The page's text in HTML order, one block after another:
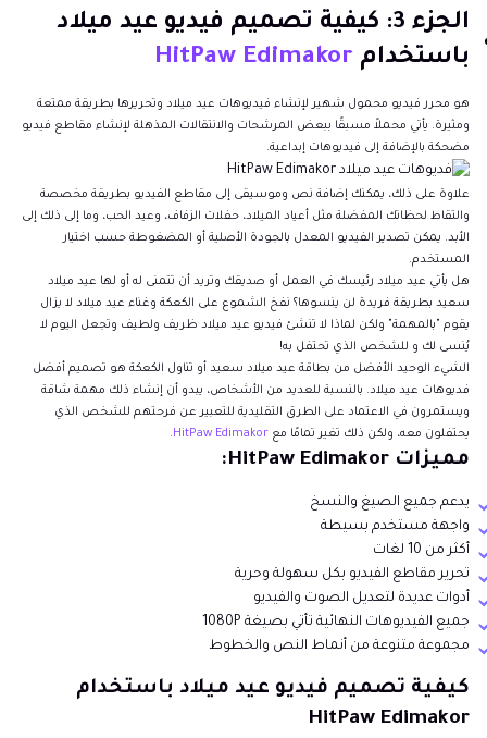
الجزء 3: كيفية تصميم فيديو عيد ميلاد
باستخدام HitPaw Edimakor
هو محرر فيديو محمول شهير لإنشاء فيديوهات عيد ميلاد وتحريرها بطريقة ممتعة
ومثيرة. يأتي محملاً مسبقًا ببعض المرشحات والانتقالات المذهلة لإنشاء مقاطع فيديو
مضحكة بالإضافة إلى فيديوهات إبداعية.
علاوة على ذلك، يمكنك إضافة نص وموسيقى إلى مقاطع الفيديو بطريقة مخصصة
والتقاط لحظاتك المفضلة مثل أعياد الميلاد، حفلات الزفاف، وعيد الحب، وما إلى ذلك إلى
الأبد. يمكن تصدير الفيديو المعدل بالجودة الأصلية أو المضغوطة حسب اختيار
المستخدم.
هل يأتي عيد ميلاد رئيسك في العمل أو صديقك وتريد أن تتمنى له أو لها عيد ميلاد
سعيد بطريقة فريدة لن ينسوها؟ نفخ الشموع على الكعكة وغناء عيد ميلاد لا يزال
يقوم "بالمهمة" ولكن لماذا لا تنشئ فيديو عيد ميلاد ظريف ولطيف وتجعل اليوم لا
يُنسى لك و للشخص الذي تحتفل به!
الشيء الوحيد الأفضل من بطاقة عيد ميلاد سعيد أو تناول الكعكة هو تصميم أفضل
فديوهات عيد ميلاد. بالنسبة للعديد من الأشخاص، يبدو أن إنشاء ذلك مهمة شاقة
ويستمرون في الاعتماد على الطرق التقليدية للتعبير عن فرحتهم للشخص الذي
يحتفلون معه، ولكن ذلك تغير تمامًا مع HitPaw Edimakor
.
مميزات HitPaw Edimakor:
يدعم جميع الصيغ والنسخ
واجهة مستخدم بسيطة
أكثر من 10 لغات
تحرير مقاطع الفيديو بكل سهولة وحرية
أدوات عديدة لتعديل الصوت والفيديو
جميع الفيديوهات النهائية تأتي بصيغة 1080P
مجموعة متنوعة من أنماط النص والخطوط
كيفية تصميم فيديو عيد ميلاد باستخدام
HitPaw Edimakor